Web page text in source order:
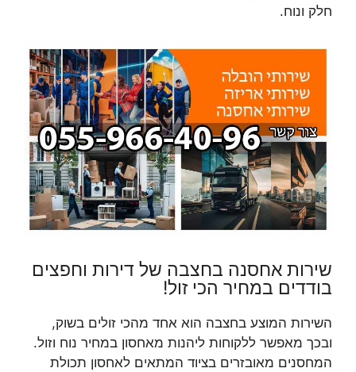
חלק ונוח.
שירות אחסנה בחצבה של דירות וחפצים
בודדים במחיר הכי זול!
השירות המוצע בחצבה הוא אחד מהכי זולים בשוק,
ובכך מאפשר ללקוחות ליהנות מאחסון במחיר נוח וזול.
המחסנים מאובזרים בציוד המתאים לאחסון תכולת